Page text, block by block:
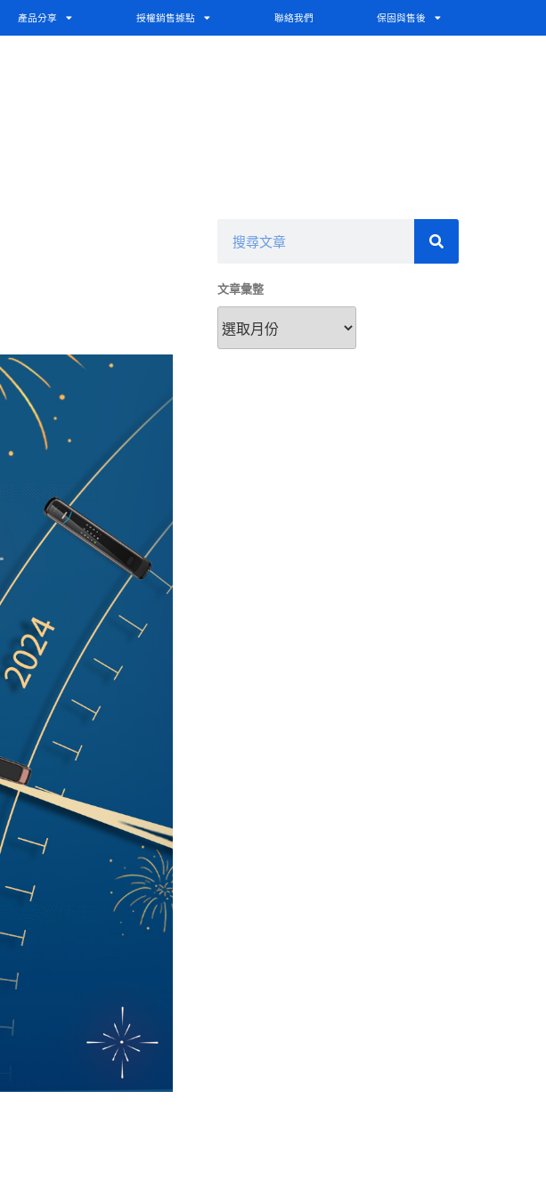
產品分享 授權銷售據點 聯絡我們 保固與售後
文章彙整